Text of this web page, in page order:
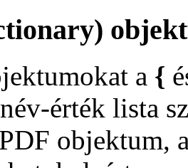
a {
érték lista
objektum,